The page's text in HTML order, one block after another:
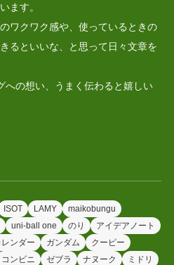
ます。
ワクワク感や、使っているときの
るといいな、と思って日々文章を
への想い、うまく伝わると嬉しい
ISOT LAMY
maikobungu
uni-ball one のり
アイデアノート
レンダー ガンダム
クーピー
コンビニ ゼブラ ナヌーク
ミドリ